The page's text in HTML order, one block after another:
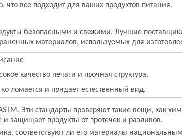
что все подходит для ваших продуктов питания.
безопасными и свежими. Лучшие
материалов, используемых для
качество печати и прочная структура.
ломается и придает естественный вид.
Эти стандарты проверяют такие вещи, как
защищает продукты от протечек и разливов.
соответствуют ли его материалы